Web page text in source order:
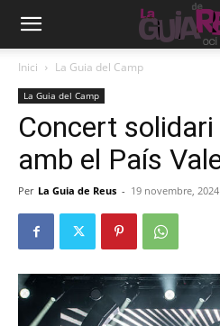
Inici La Guia del Camp
La Guia del Camp
Concert solidari
amb el País
Per La Guia de Reus - 19 novembre, 2024